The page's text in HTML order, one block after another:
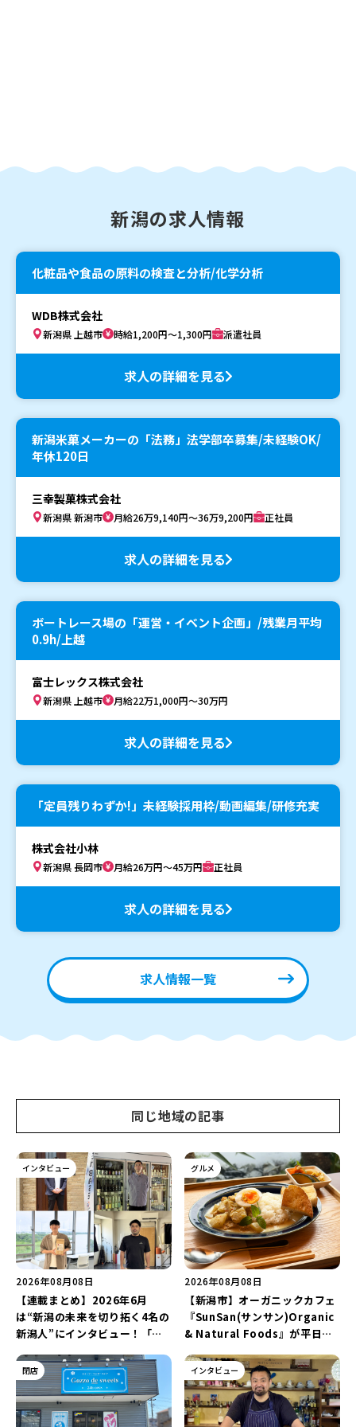
新潟の求人情報
化粧品や食品の原料の検査と分析/化学分析
WDB株式会社
新潟県 上越市 時給1,200円～1,300円 派遣社員
求人の詳細を見る
新潟米菓メーカーの「法務」法学部卒募集/未経験OK/
年休120日
三幸製菓株式会社
新潟県 新潟市 月給26万9,140円～36万9,200円 正社員
求人の詳細を見る
ボートレース場の「運営・イベント企画」/残業月平均
0.9h/上越
富士レックス株式会社
新潟県 上越市 月給22万1,000円～30万円
求人の詳細を見る
「定員残りわずか!」未経験採用枠/動画編集/研修充実
株式会社小林
新潟県 長岡市 月給26万円～45万円 正社員
求人の詳細を見る
求人情報一覧
同じ地域の記事
インタビュー
2026年08月08日
【連載まとめ】2026年6月
は“新潟の未来を切り拓く4名の
新潟人”にインタビュー！「学
トグラファー」など要チェック
♪
グルメ
2026年08月08日
【新潟市】オーガニックカフェ
『SunSan(サンサン)Organic
& Natural Foods』が平日ラ
「抗酸化☆レモンチキンカレ
ー」と「美容と健康を考えたプ
レートランチ」を実食レポート
♪
閉店 インタビュー